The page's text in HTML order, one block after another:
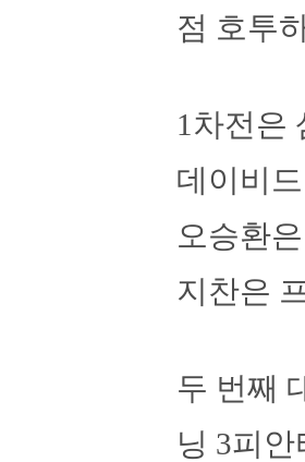
점 호투
1차전은
데이비
오승환
지찬은
두 번째
닝 3피